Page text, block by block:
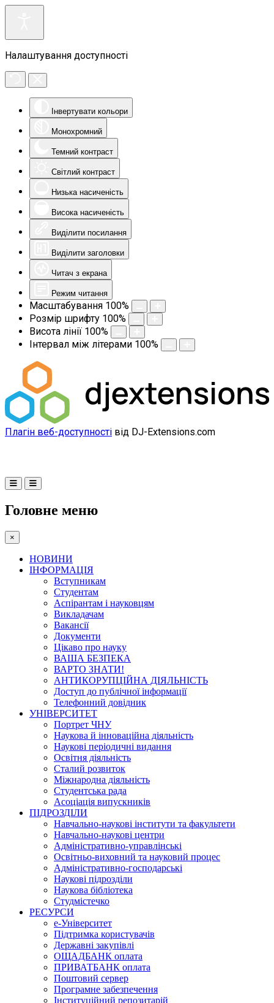
Налаштування доступності
Інвертувати кольори
Монохромний
Темний контраст
Світлий контраст
Низька насиченість
Висока насиченість
Виділити посилання
Виділити заголовки
Читач з екрана
Режим читання
Масштабування 100%
Розмір шрифту 100%
Висота лінії 100%
Інтервал між літерами 100%
Плагін веб-доступності від DJ-Extensions.com
Головне меню
×
НОВИНИ
ІНФОРМАЦІЯ
Вступникам
Студентам
Аспірантам і науковцям
Викладачам
Вакансії
Документи
Цікаво про науку
ВАША БЕЗПЕКА
ВАРТО ЗНАТИ!
АНТИКОРУПЦІЙНА ДІЯЛЬНІСТЬ
Доступ до публічної інформації
Телефонний довідник
УНІВЕРСИТЕТ
Портрет ЧНУ
Наукова й інноваційна діяльність
Наукові періодичні видання
Освітня діяльність
Сталий розвиток
Міжнародна діяльність
Студентська рада
Асоціація випускників
ПІДРОЗДІЛИ
Навчально-наукові інститути та факультети
Навчально-наукові центри
Адміністративно-управлінські
Освітньо-виховний та науковий процес
Адміністративно-господарські
Наукові підрозділи
Наукова бібліотека
Студмістечко
РЕСУРСИ
е-Університет
Підтримка користувачів
Державні закупівлі
ОЩАДБАНК оплата
ПРИВАТБАНК оплата
Поштовий сервер
Програмне забезпечення
Інституційний репозитарій